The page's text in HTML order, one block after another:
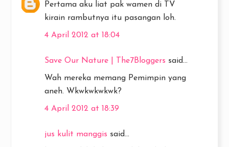
Pertama aku liat pak wamen di TV
kirain rambutnya itu pasangan loh.
4 April 2012 at 18:04
Save Our Nature | The7Bloggers said...
Wah mereka memang Pemimpin yang
aneh. Wkwkwkwkwk?
4 April 2012 at 18:39
jus kulit manggis said...